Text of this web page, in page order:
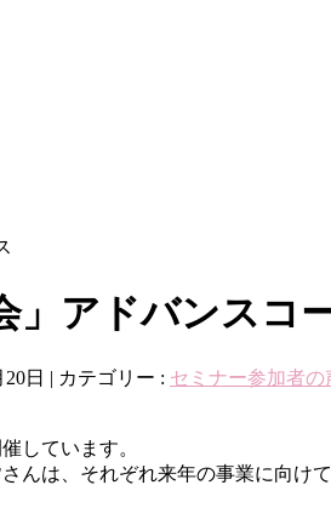
」アドバンスコ
日 カテゴリー : セミナー参加者の
しています。
んは、それぞれ来年の事業に向け